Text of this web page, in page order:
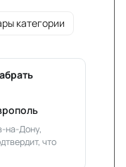
категории
на-Дону,
что